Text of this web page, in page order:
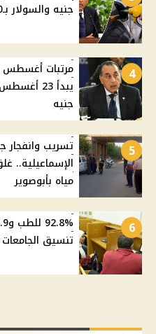
جنيه والسولار بـ20.50 جنيه
4
جنيه
5
تسريب وانفجار
مياه بأبوصوير
6
تنسيق الجامعات 2026 وأماكن المرحلة الثانية